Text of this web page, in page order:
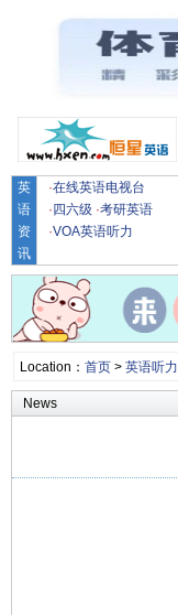
英
语
资
讯
·在线英语电视台
· 四六级 ·考研英语
·VOA英语听力
Location： 首页> 英语听力
News